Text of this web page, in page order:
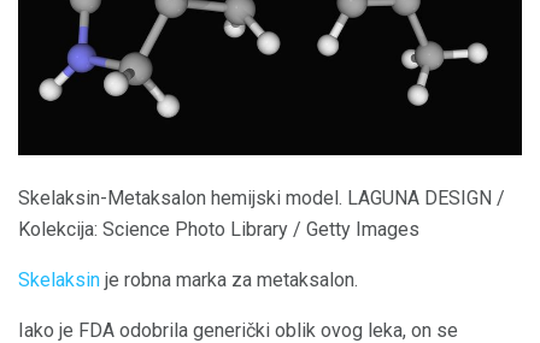
Skelaksin-Metaksalon hemijski model. LAGUNA DESIGN /
Kolekcija: Science Photo Library / Getty Images
Skelaksin je robna marka za metaksalon.
Iako je FDA odobrila generički oblik ovog leka, on se